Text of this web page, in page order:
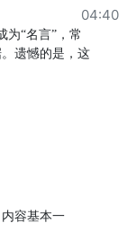
04:40
为“名言”，常
遗憾的是，这
容基本一